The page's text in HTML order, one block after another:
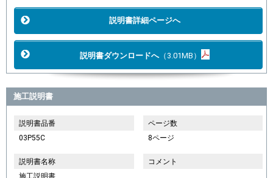
説明書詳細ページへ
説明書ダウンロードへ（3.01MB）
施工説明書
説明書品番
03P55C
ページ数
8ページ
説明書名称
施工説明書
コメント